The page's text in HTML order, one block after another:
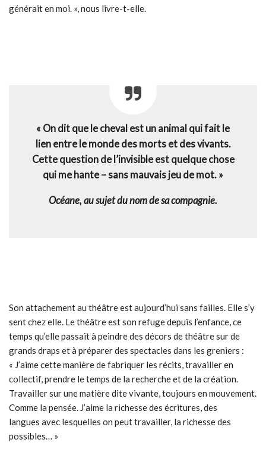
générait en moi. », nous livre-t-elle.
« On dit que le cheval est un animal qui fait le
lien entre le monde des morts et des vivants.
Cette question de l’invisible est quelque chose
qui me hante – sans mauvais jeu de mot. »
Océane, au sujet du nom de sa compagnie.
Son attachement au théâtre est aujourd’hui sans failles. Elle s’y
sent chez elle. Le théâtre est son refuge depuis l’enfance, ce
temps qu’elle passait à peindre des décors de théâtre sur de
grands draps et à préparer des spectacles dans les greniers :
« J’aime cette manière de fabriquer les récits, travailler en
collectif, prendre le temps de la recherche et de la création.
Travailler sur une matière dite vivante, toujours en mouvement.
Comme la pensée. J’aime la richesse des écritures, des
langues avec lesquelles on peut travailler, la richesse des
possibles… »